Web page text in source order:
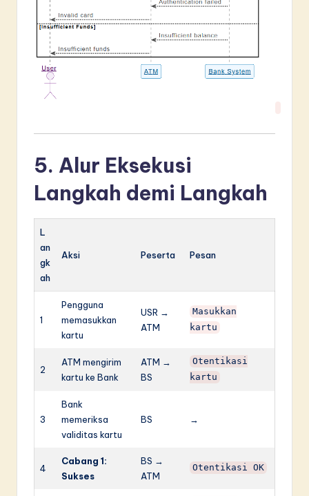
5. Alur Eksekusi
Langkah demi Langkah
L
an
gk
ah
Aksi Peserta Pesan
1
Pengguna
memasukkan
kartu
USR →
ATM
Masukkan
kartu
2
ATM mengirim
kartu ke Bank
ATM →
BS
Otentikasi
kartu
3
Bank
memeriksa
validitas kartu
BS →
4
Cabang 1:
Sukses
BS →
ATM
Otentikasi OK